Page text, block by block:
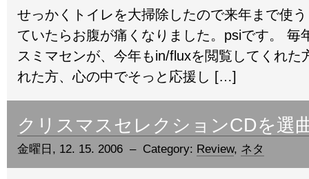
せっかくトイレを大掃除したので来年まで使
ていたらお腹が痛くなりました。psiです。 毎
スミマセンが、今年もin/fluxを閲覧してくれた
れた方、心の中でそっと応援し […]
クリスマスセレクションCDを選
金曜日, 12. 15. 2006 – Category: Review, ネタ